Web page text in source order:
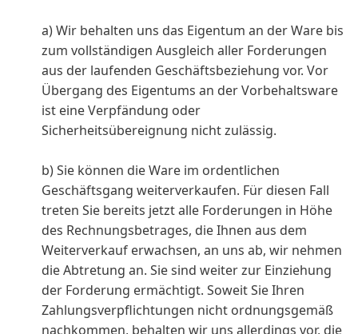
a) Wir behalten uns das Eigentum an der Ware bis
zum vollständigen Ausgleich aller Forderungen
aus der laufenden Geschäftsbeziehung vor. Vor
Übergang des Eigentums an der Vorbehaltsware
ist eine Verpfändung oder
Sicherheitsübereignung nicht zulässig.
b) Sie können die Ware im ordentlichen
Geschäftsgang weiterverkaufen. Für diesen Fall
treten Sie bereits jetzt alle Forderungen in Höhe
des Rechnungsbetrages, die Ihnen aus dem
Weiterverkauf erwachsen, an uns ab, wir nehmen
die Abtretung an. Sie sind weiter zur Einziehung
der Forderung ermächtigt. Soweit Sie Ihren
Zahlungsverpflichtungen nicht ordnungsgemäß
nachkommen, behalten wir uns allerdings vor, die